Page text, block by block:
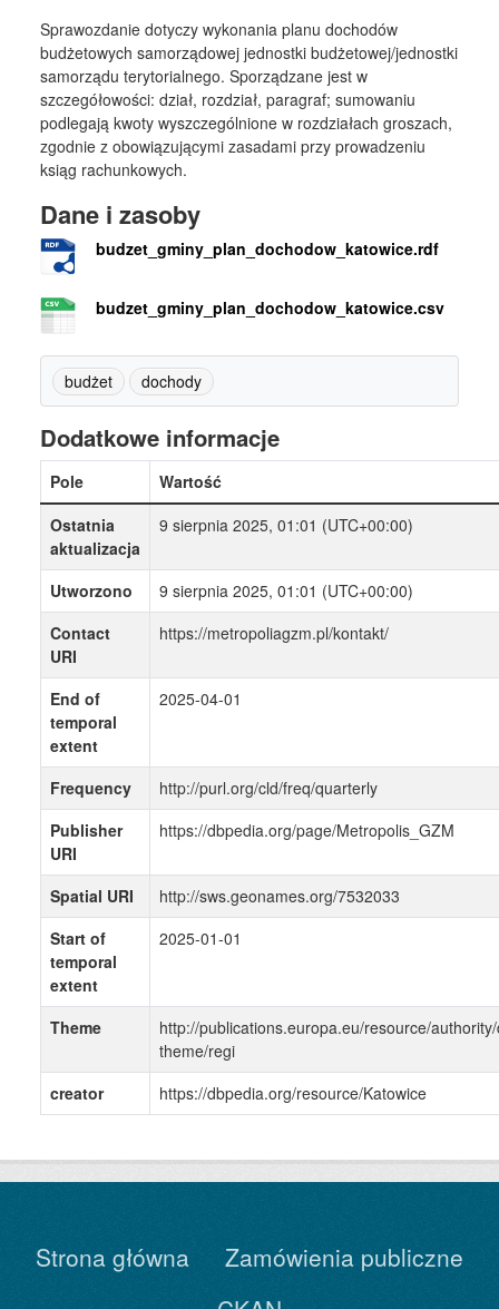
Sprawozdanie dotyczy wykonania planu dochodów
budżetowych samorządowej jednostki budżetowej/jednostki
samorządu terytorialnego. Sporządzane jest w
szczegółowości: dział, rozdział, paragraf; sumowaniu
podlegają kwoty wyszczególnione w rozdziałach groszach,
zgodnie z obowiązującymi zasadami przy prowadzeniu
ksiąg rachunkowych.
Dane i zasoby
budzet_gminy_plan_dochodow_katowice.rdf
budzet_gminy_plan_dochodow_katowice.csv
budżet dochody
Dodatkowe informacje
Pole
Wartość
Ostatnia
aktualizacja
9 sierpnia 2025, 01:01 (UTC+00:00)
Utworzono
9 sierpnia 2025, 01:01 (UTC+00:00)
Contact
URI
https://metropoliagzm.pl/kontakt/
End of
temporal
extent
2025-04-01
Frequency
http://purl.org/cld/freq/quarterly
Publisher
URI
https://dbpedia.org/page/Metropolis_GZM
Spatial URI
http://sws.geonames.org/7532033
Start of
temporal
extent
2025-01-01
Theme
http://publications.europa.eu/resource/
theme/regi
creator
https://dbpedia.org/resource/Katowice
Strona główna
Zamówienia publiczne